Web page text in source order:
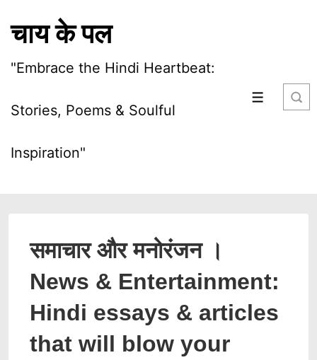
चाय के पल
"Embrace the Hindi Heartbeat:
Stories, Poems & Soulful
Inspiration"
समाचार और मनोरंजन ।
News & Entertainment:
Hindi essays & articles
that will blow your